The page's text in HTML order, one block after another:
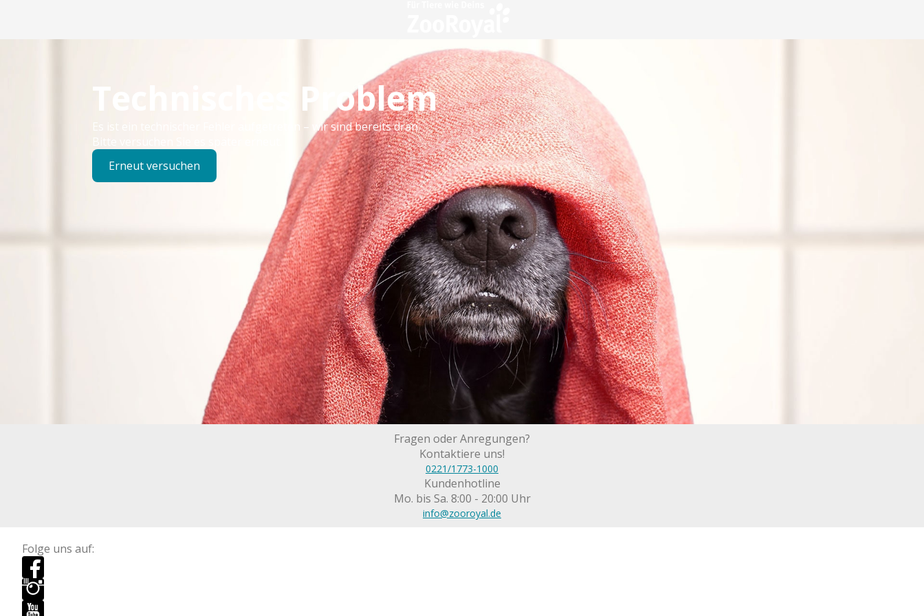
Technisches Problem
Es ist ein technischer Fehler aufgetreten – wir sind bereits dran.
Bitte versuchen Sie es später erneut.
Erneut versuchen
Fragen oder Anregungen?
Kontaktiere uns!
0221/1773-1000
Kundenhotline
Mo. bis Sa. 8:00 - 20:00 Uhr
info@zooroyal.de
Folge uns auf: